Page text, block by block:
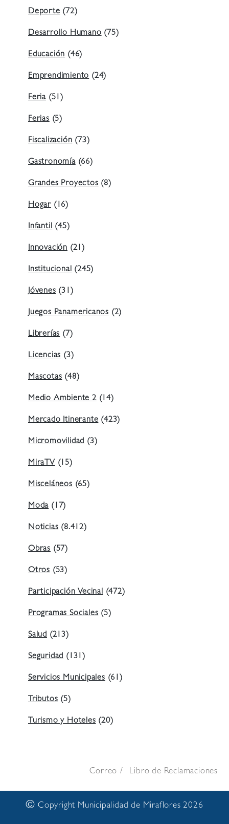
Deporte (72)
Desarrollo Humano (75)
Educación (46)
Emprendimiento (24)
Feria (51)
Ferias (5)
Fiscalización (73)
Gastronomía(66)
Grandes Proyectos (8)
Hogar (16)
Infantil (45)
Innovación (21)
Institucional (245)
Jóvenes (31)
Juegos Panamericanos (2)
Librerías (7)
Licencias (3)
Mascotas (48)
Medio Ambiente 2(14)
Mercado Itinerante (423)
Micromovilidad (3)
MiraTV (15)
Misceláneos (65)
Moda (17)
Noticias (8.412)
Obras (57)
Otros (53)
Participación Vecinal (472)
Programas Sociales (5)
Salud (213)
Seguridad (131)
Servicios Municipales (61)
Tributos (5)
Turismo y Hoteles (20)
Correo Libro de Reclamaciones
© Copyright Municipalidad de Miraflores 2026